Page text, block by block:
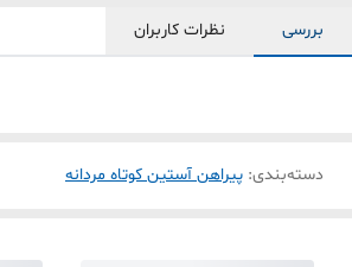
بررسی نظرات کاربران
دسته‌بندی: پیراهن آستین کوتاه مردانه